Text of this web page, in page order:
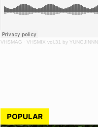
VHSMAG · VHSMIX vol.31 by YUNGJINNN
POPULAR